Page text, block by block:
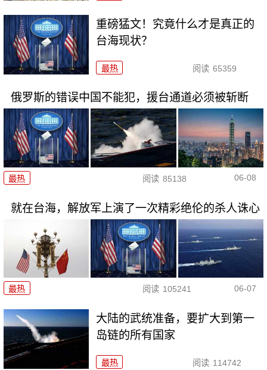
重磅猛文！究竟什么才是真正的
台海现状？
最热 阅读 65359
俄罗斯的错误中国不能犯，援台通道必须被斩断
最热 阅读 85138 06-08
就在台海，解放军上演了一次精彩绝伦的杀人诛心
最热 阅读 105241 06-07
大陆的武统准备，要扩大到第一
岛链的所有国家
最热 阅读 114742